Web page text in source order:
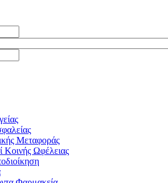
Μεταφοράς
Κοινής Ωφέλειας